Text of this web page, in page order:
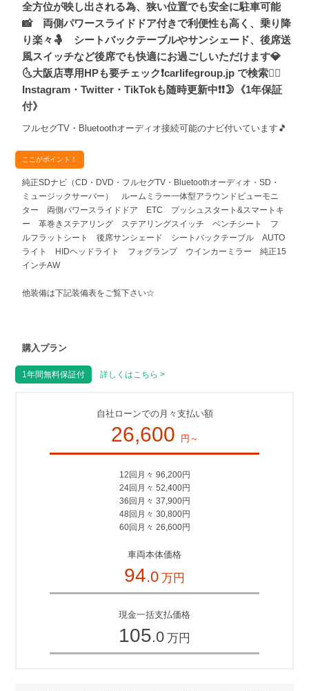
全方位が映し出される為、狭い位置でも安全に駐車可能
📸 両側パワースライドドア付きで利便性も高く、乗り降
り楽々🤱 シートバックテーブルやサンシェード、後席送
風スイッチなど後席でも快適にお過ごしいただけます💎
🌜大阪店専用HPも要チェック❗carlifegroup.jp で検索🕵️‍♂️
Instagram・Twitter・TikTokも随時更新中❗❗🌛《1年保証
付》
フルセグTV・Bluetoothオーディオ接続可能のナビ付いています🎵
ここがポイント！
純正SDナビ（CD・DVD・フルセグTV・Bluetoothオーディオ・SD・
ミュージックサーバー） ルームミラー一体型アラウンドビューモニ
ター 両側パワースライドドア ETC プッシュスタート&スマートキ
ー 革巻きステアリング ステアリングスイッチ ベンチシート フ
ルフラットシート 後席サンシェード シートバックテーブル AUTO
ライト HIDヘッドライト フォグランプ ウインカーミラー 純正15
インチAW
他装備は下記装備表をご覧下さい☆
購入プラン
1年間無料保証付 詳しくはこちら >
自社ローンでの月々支払い額
26,600 円～
12回月々 96,200円
24回月々 52,400円
36回月々 37,900円
48回月々 30,800円
60回月々 26,600円
車両本体価格
94.0 万円
現金一括支払価格
105.0 万円